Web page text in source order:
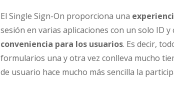
El Single Sign-On proporciona una
sesión en varias aplicaciones con un solo ID
conveniencia para los usuarios. Es decir,
formularios una y otra vez conlleva mucho
de usuario hace mucho más sencilla la